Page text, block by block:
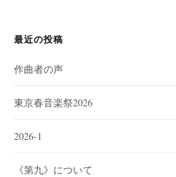
最近の投稿
作曲者の声
東京春音楽祭2026
2026-1
《第九》について